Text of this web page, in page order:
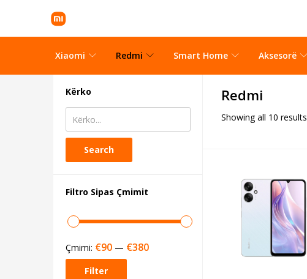
Xiaomi Redmi Smart Home Aksesorë
Kërko
Search
Filtro Sipas Çmimit
Filter
Çmimi: €90 — €380
Redmi
Showing all 10 results